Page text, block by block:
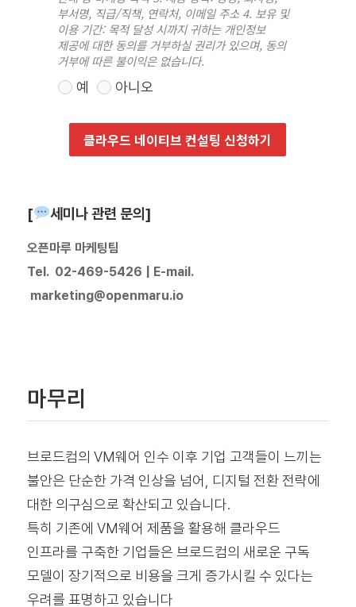
부서명, 직급/직책, 연락처, 이메일 주소 4. 보유 및
이용 기간: 목적 달성 시까지 귀하는 개인정보
제공에 대한 동의를 거부하실 권리가 있으며, 동의
거부에 따른 불이익은 없습니다.
예
아니오
클라우드 네이티브 컨설팅 신청하기
[ 세미나 관련 문의]
오픈마루 마케팅팀
Tel. 02-469-5426 | E-mail.
marketing@openmaru.io
마무리
브로드컴의 VM웨어 인수 이후 기업 고객들이 느끼는
불안은 단순한 가격 인상을 넘어, 디지털 전환 전략에
대한 의구심으로 확산되고 있습니다.
특히 기존에 VM웨어 제품을 활용해 클라우드
인프라를 구축한 기업들은 브로드컴의 새로운 구독
모델이 장기적으로 비용을 크게 증가시킬 수 있다는
우려를 표명하고 있습니다